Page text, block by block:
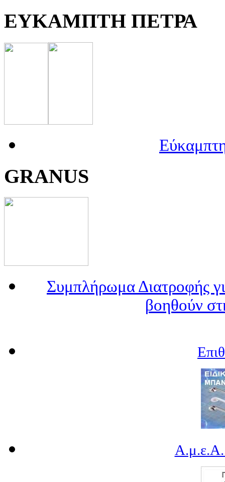
ΕΥΚΑΜΠΤΗ ΠΕΤΡΑ
GRANUS
Συμπλήρωμα Διατροφής
βοηθούν
Α.μ.ε.Α.